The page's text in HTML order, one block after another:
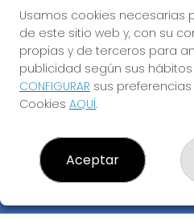
CONTACTO
ADMINISTRACION DE
OFICIAL: 21300
956073495
info@administracionelpelotazo.es
Callejones Cardoso nº12
Cádiz, 11002
Usamos cookies necesarias
de este sitio web y, con su
propias y de terceros para
publicidad según sus
CONFIGURAR sus
Cookies AQUÍ.
Aceptar